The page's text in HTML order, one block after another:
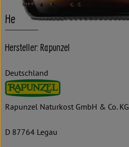
Herkunft
Hersteller: Rapunzel
Deutschland
Rapunzel Naturkost GmbH & Co. KG
D 87764 Legau